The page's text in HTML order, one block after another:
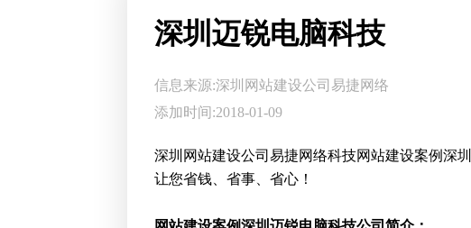
深圳迈锐电脑科技
信息来源:深圳网站建设公司 易捷网络
添加时间:2018-01-09
深圳网站建设公司易捷网络科技网站建设案例深圳
让您省钱、省事、省心！